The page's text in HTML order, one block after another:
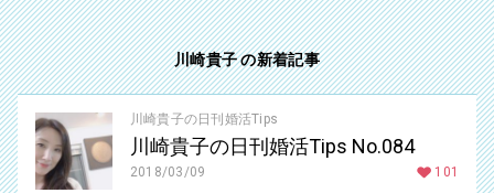
川崎貴子 の新着記事
川崎貴子の日刊婚活Tips
川崎貴子の日刊婚活Tips No.084
2018/03/09 101